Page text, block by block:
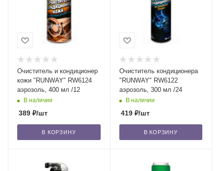
Очиститель и кондиционер
кожи "RUNWAY" RW6124
аэрозоль, 400 мл /12
В наличии
389 ₽/шт
В КОРЗИНУ
Очиститель кондиционера
"RUNWAY" RW6122
аэрозоль, 300 мл /24
В наличии
419₽/шт
В КОРЗИНУ